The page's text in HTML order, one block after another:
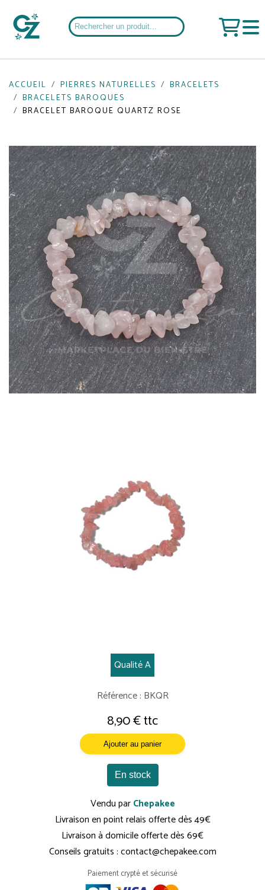
ACCUEIL PIERRES NATURELLES
BRACELETS
BRACELETS BAROQUES
BRACELET BAROQUE QUARTZ ROSE
Qualité A
Référence : BKQR
8,90 € ttc
Ajouter au panier
En stock
Vendu parChepakee
Livraison en point relais offerte dès 49€
Livraison à domicile offerte dès 69€
Conseils gratuits : contact@chepakee.com
Paiement crypté et sécurisé